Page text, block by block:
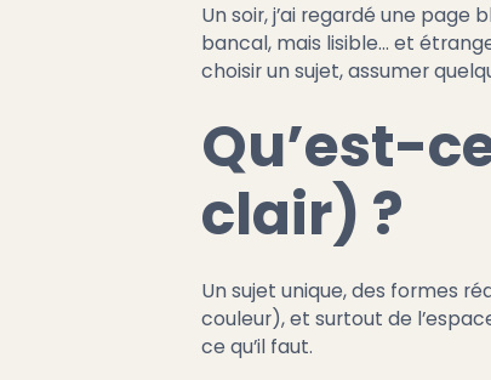
Un soir, j’ai regardé une page
bancal, mais lisible… et
choisir un sujet, assumer
Qu’est-
clair) ?
Un sujet unique, des formes
couleur), et surtout de
ce qu’il faut.